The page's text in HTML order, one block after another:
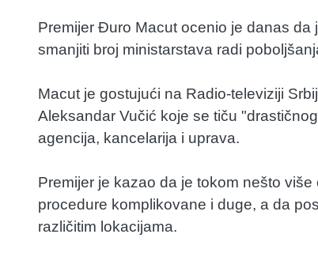
Premijer Đuro Macut ocenio je danas
smanjiti broj ministarstava radi
Macut je gostujući na Radio-televiziji
Aleksandar Vučić koje se tiču
agencija, kancelarija i uprava.
Premijer je kazao da je tokom nešto
procedure komplikovane i duge, a da
različitim lokacijama.